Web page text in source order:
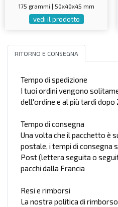
175 grammi | 50x40x45 mm
vedi il prodotto
RITORNO E CONSEGNA
Tempo di spedizione
I tuoi ordini vengono
dell'ordine e al più tardi
Tempo di consegna
Una volta che il pacchetto è
postale, i tempi di consegna
Post (lettera seguita o
pacchi dalla Francia
Resi e rimborsi
La nostra politica di